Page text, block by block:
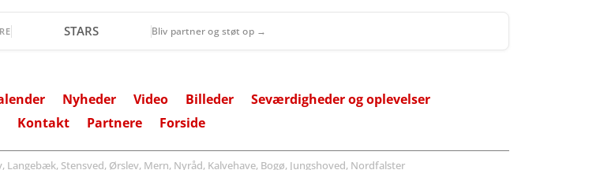
DGI Huset Vordingborg Bliv partner og støt op →
Nyheder Video Billeder
Seværdigheder og oplevelser
Kontakt Partnere Forside
Stensved, Ørslev, Mern, Nyråd, Kalvehave, Bogø, Jungshoved, Nordfalster